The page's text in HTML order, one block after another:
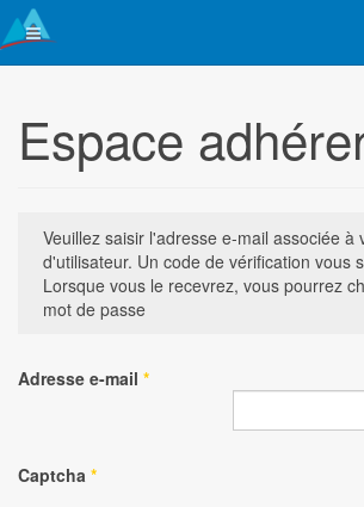
Espace
Veuillez saisir l'adresse e-mail associée à
d'utilisateur. Un code de vérification vous
Lorsque vous le recevrez, vous pourrez
mot de passe
Adresse e-mail *
Captcha *